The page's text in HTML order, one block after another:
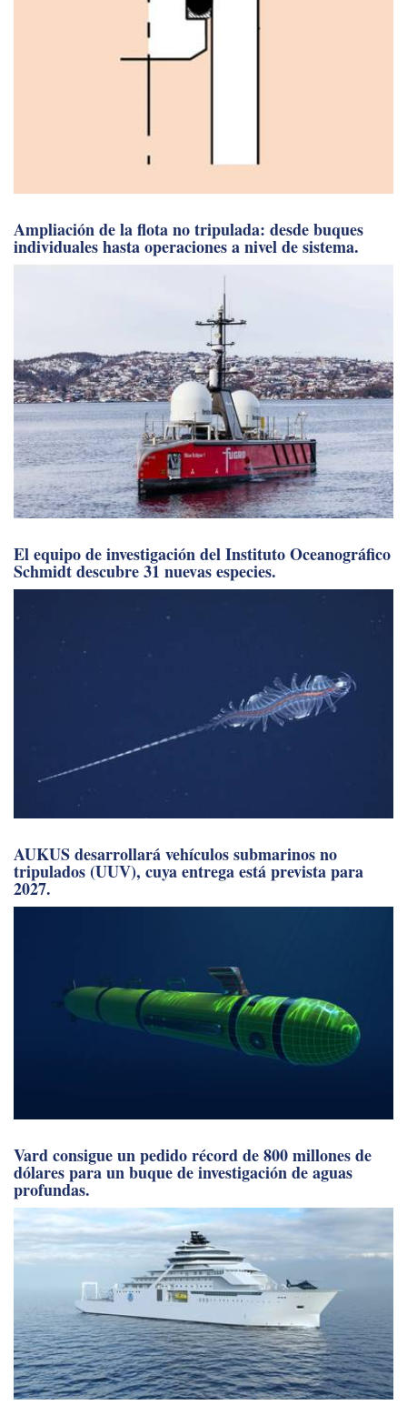
Ampliación de la flota no tripulada: desde buques
individuales hasta operaciones a nivel de sistema.
El equipo de investigación del Instituto Oceanográfico
Schmidt descubre 31 nuevas especies.
AUKUS desarrollará vehículos submarinos no
tripulados (UUV), cuya entrega está prevista para
2027.
Vard consigue un pedido récord de 800 millones de
dólares para un buque de investigación de aguas
profundas.